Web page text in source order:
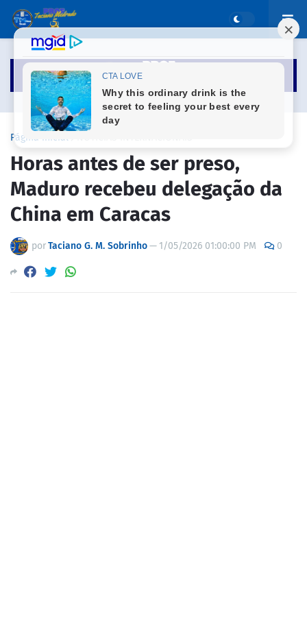
Página inicial
Horas antes de ser preso,
Maduro recebeu delegação da
China em Caracas
porTaciano G. M. Sobrinho— 1/05/2026 01:00:00 PM 0